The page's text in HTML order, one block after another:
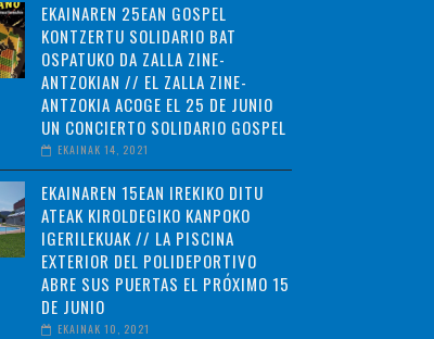
EKAINAREN 25EAN GOSPEL
KONTZERTU SOLIDARIO BAT
OSPATUKO DA ZALLA ZINE-
ANTZOKIAN // EL ZALLA ZINE-
ANTZOKIA ACOGE EL 25 DE JUNIO
UN CONCIERTO SOLIDARIO GOSPEL
EKAINAK 14, 2021
EKAINAREN 15EAN IREKIKO DITU
ATEAK KIROLDEGIKO KANPOKO
IGERILEKUAK // LA PISCINA
EXTERIOR DEL POLIDEPORTIVO
ABRE SUS PUERTAS EL PRÓXIMO 15
DE JUNIO
EKAINAK 10, 2021